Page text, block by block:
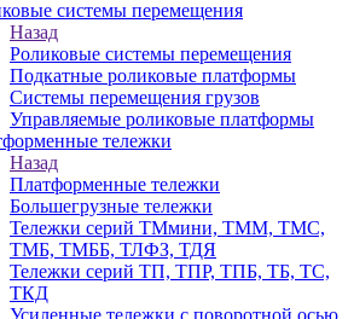
системы перемещения
Назад
Роликовые системы перемещения
Подкатные роликовые платформы
Системы перемещения грузов
Управляемые роликовые платформы
тележки
Назад
Платформенные тележки
Большегрузные тележки
Тележки серий ТМмини, ТММ, ТМС,
ТМБ, ТМББ, ТЛФЗ, ТДЯ
Тележки серий ТП, ТПР, ТПБ, ТБ, ТС,
ТКД
Усиленные тележки с поворотной осью